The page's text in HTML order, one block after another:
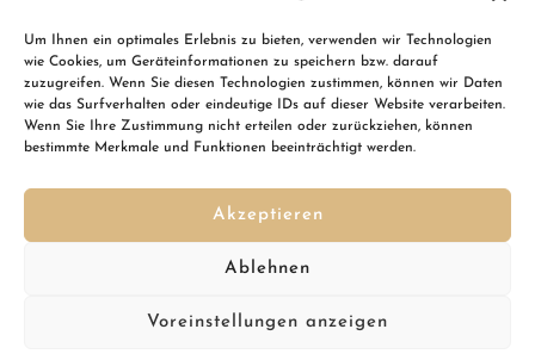
Um Ihnen ein optimales Erlebnis zu bieten, verwenden wir Technologien
wie Cookies, um Geräteinformationen zu speichern bzw. darauf
zuzugreifen. Wenn Sie diesen Technologien zustimmen, können wir Daten
wie das Surfverhalten oder eindeutige IDs auf dieser Website verarbeiten.
Wenn Sie Ihre Zustimmung nicht erteilen oder zurückziehen, können
bestimmte Merkmale und Funktionen beeinträchtigt werden.
Akzeptieren
Ablehnen
Voreinstellungen anzeigen
Karlsruhe & Rheinstetten
Wir sind Ihre Rechtsanwälte in Karlsruhe und in
Breslauer Straße 10.
Kennen Sie schon denDSGVO Ninja? Ihre Softwarelösung,
um im Handumdrehen die DSGVO zu erfüllen inkl.